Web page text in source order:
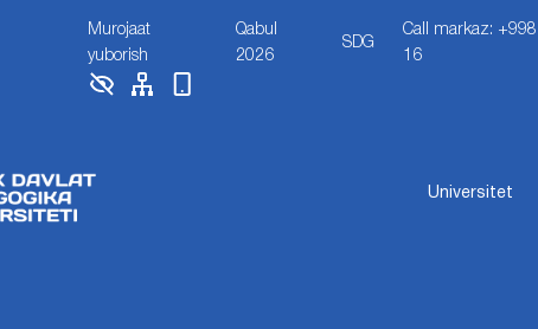
Murojaat
yuborish
Qabul
2026
SDG
Call markaz:
16
Universitet